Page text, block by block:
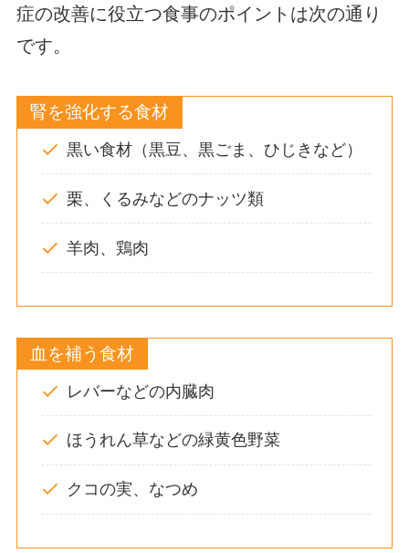
症の改善に役立つ食事のポイントは次の通り
です。
腎を強化する食材
黒い食材（黒豆、黒ごま、ひじきなど）
栗、くるみなどのナッツ類
羊肉、鶏肉
血を補う食材
レバーなどの内臓肉
ほうれん草などの緑黄色野菜
クコの実、なつめ